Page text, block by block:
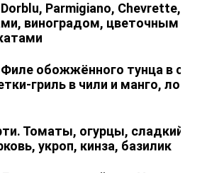
Parmigiano, Chevrette,
виноградом, цветочным
обожжённого тунца в
гриль в чили и манго,
Томаты, огурцы, сладкий
укроп, кинза, базилик